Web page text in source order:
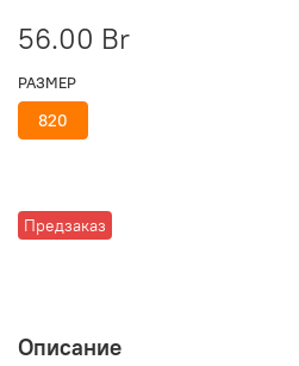
Предзаказ
56.00 Br
РАЗМЕР
820
Описание